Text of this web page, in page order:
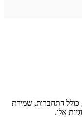
כולל התחברות, שמירת
אלו.